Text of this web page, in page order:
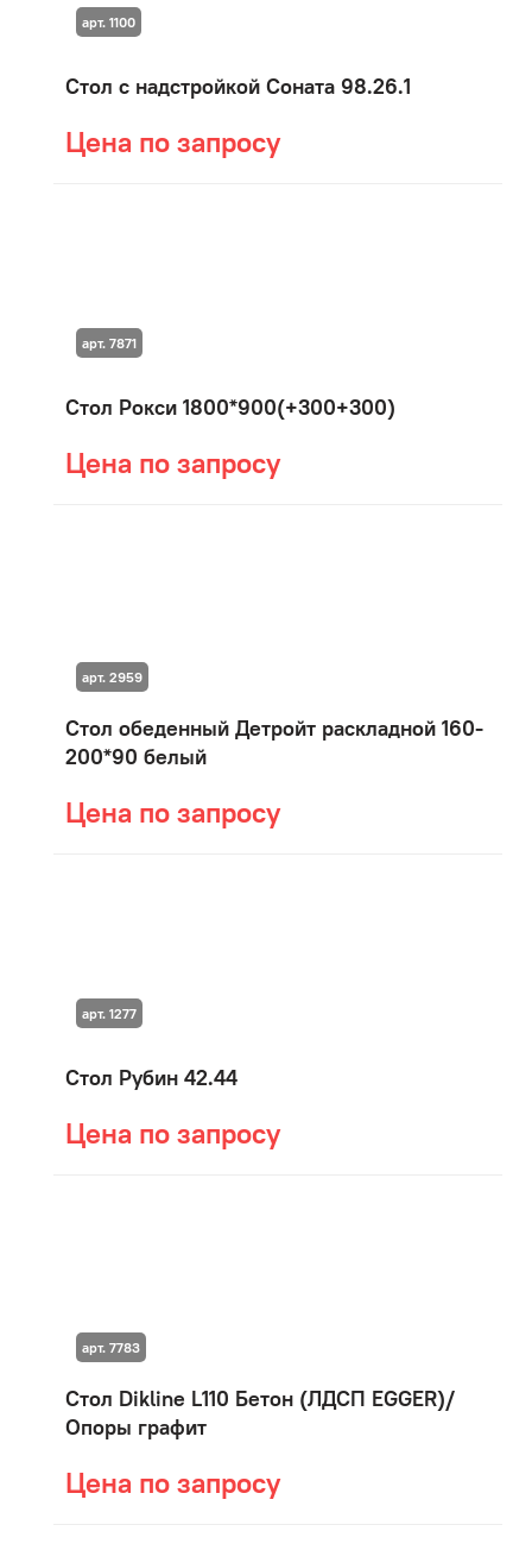
Стол с надстройкой Соната 98.26.1
Цена по запросу
арт. 1100
Стол Рокси 1800*900(+300+300)
Цена по запросу
арт. 7871
Стол обеденный Детройт раскладной 160-
200*90 белый
Цена по запросу
арт. 2959
Стол Рубин 42.44
Цена по запросу
арт. 1277
Стол Dikline L110 Бетон (ЛДСП EGGER)/
Опоры графит
Цена по запросу
арт. 7783